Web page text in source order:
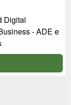
Digital
- ADE e